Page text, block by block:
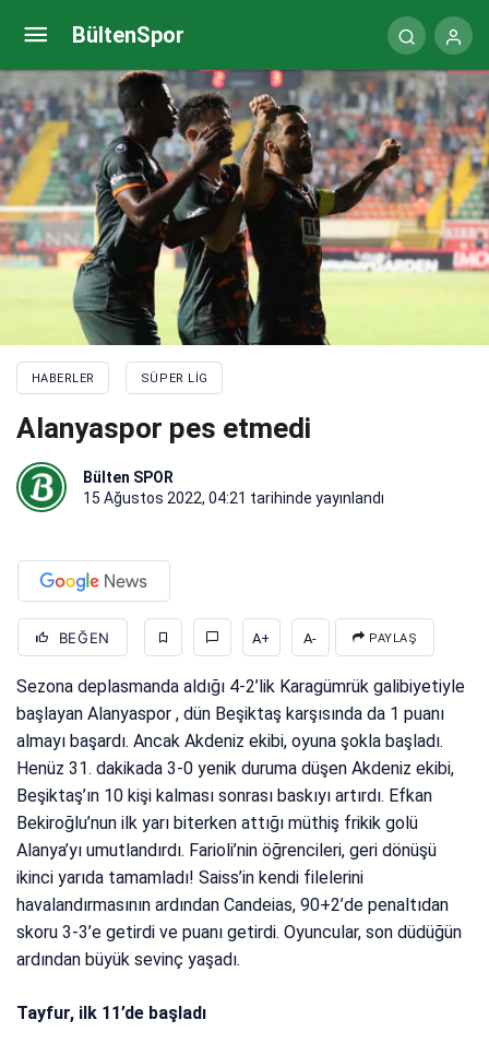
BültenSpor
HABERLER SÜPER LIG
Alanyaspor pes etmedi
Bülten SPOR
15 Ağustos 2022, 04:21 tarihinde yayınlandı
BEĞEN A+ A- PAYLAŞ
Sezona deplasmanda aldığı 4-2’lik Karagümrük galibiyetiyle
başlayan Alanyaspor , dün Beşiktaş karşısında da 1 puanı
almayı başardı. Ancak Akdeniz ekibi, oyuna şokla başladı.
Henüz 31. dakikada 3-0 yenik duruma düşen Akdeniz ekibi,
Beşiktaş’ın 10 kişi kalması sonrası baskıyı artırdı. Efkan
Bekiroğlu’nun ilk yarı biterken attığı müthiş frikik golü
Alanya’yı umutlandırdı. Farioli’nin öğrencileri, geri dönüşü
ikinci yarıda tamamladı! Saiss’in kendi filelerini
havalandırmasının ardından Candeias, 90+2’de penaltıdan
skoru 3-3’e getirdi ve puanı getirdi. Oyuncular, son düdüğün
ardından büyük sevinç yaşadı.
Tayfur, ilk 11’de başladı
Son dakika! Beşiktaş’ta Juan Mata haftası